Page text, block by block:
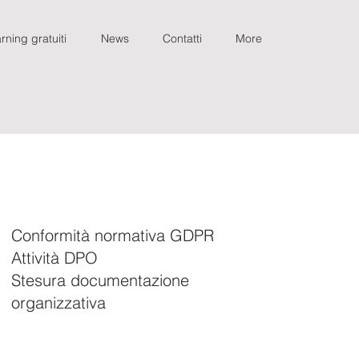
gratuiti News Contatti More
Conformità normativa GDPR
Attività DPO
Stesura documentazione
organizzativa